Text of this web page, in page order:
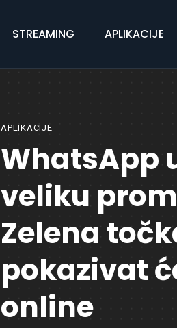
STREAMING APLIKACIJE
APLIKACIJE
WhatsApp
veliku
Zelena
pokazivat
online